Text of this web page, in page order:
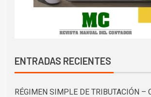
ENTRADAS RECIENTES
RÉGIMEN SIMPLE DE TRIBUTACIÓN –